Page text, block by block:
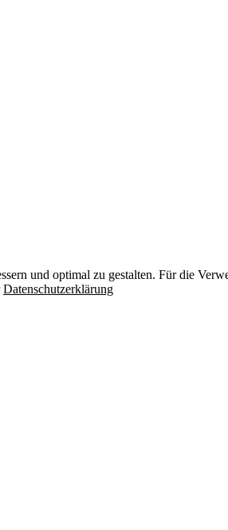
und optimal zu gestalten. Für die
Datenschutzerklärung